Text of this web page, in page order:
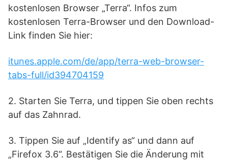
kostenlosen Browser „Terra“. Infos zum
kostenlosen Terra-Browser und den Download-
Link finden Sie hier:
itunes.apple.com/de/app/terra-web-browser-
tabs-full/id394704159
2. Starten Sie Terra, und tippen Sie oben rechts
auf das Zahnrad.
3. Tippen Sie auf „Identify as“ und dann auf
„Firefox 3.6“. Bestätigen Sie die Änderung mit